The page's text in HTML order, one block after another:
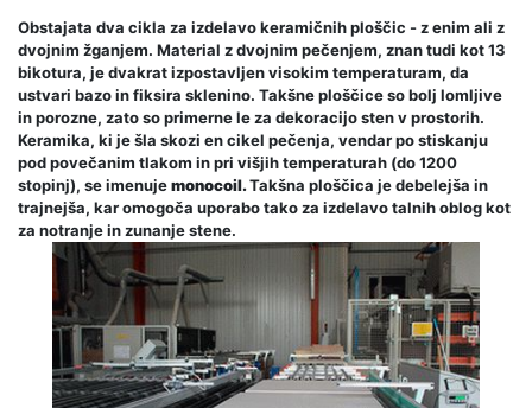
Obstajata dva cikla za izdelavo keramičnih ploščic - z enim ali z
dvojnim žganjem. Material z dvojnim pečenjem, znan tudi kot 13
bikotura, je dvakrat izpostavljen visokim temperaturam, da
ustvari bazo in fiksira sklenino. Takšne ploščice so bolj lomljive
in porozne, zato so primerne le za dekoracijo sten v prostorih.
Keramika, ki je šla skozi en cikel pečenja, vendar po stiskanju
pod povečanim tlakom in pri višjih temperaturah (do 1200
stopinj), se imenujemonocoil.Takšna ploščica je debelejša in
trajnejša, kar omogoča uporabo tako za izdelavo talnih oblog kot
za notranje in zunanje stene.